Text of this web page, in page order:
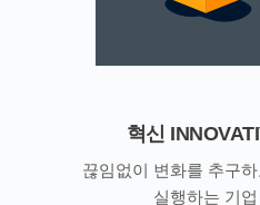
혁신
끊임없이 변화를 추구
실행하는 기업